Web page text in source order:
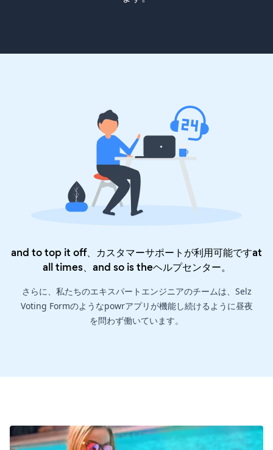
and to top it off、カスタマーサポートが利用可能ですat
all times、and so is theヘルプセンター。
さらに、私たちのエキスパートエンジニアのチームは、Selz
Voting Formのようなpowrアプリが機能し続けるように昼夜
を問わず働いています。